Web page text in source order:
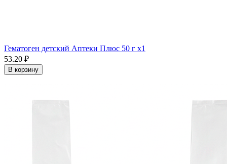
Гематоген детский Аптеки Плюс 50 г x1
53.20 ₽
В корзину